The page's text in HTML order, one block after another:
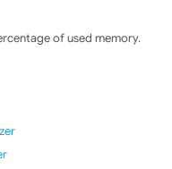
of used memory.